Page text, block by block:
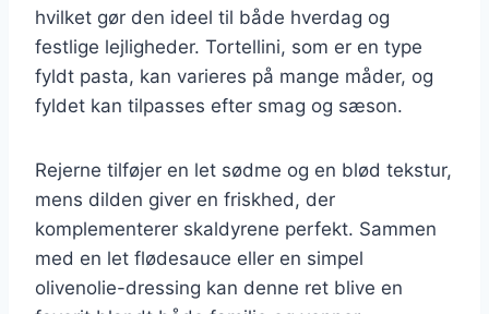
hvilket gør den ideel til både hverdag og
festlige lejligheder. Tortellini, som er en type
fyldt pasta, kan varieres på mange måder, og
fyldet kan tilpasses efter smag og sæson.
Rejerne tilføjer en let sødme og en blød tekstur,
mens dilden giver en friskhed, der
komplementerer skaldyrene perfekt. Sammen
med en let flødesauce eller en simpel
olivenolie-dressing kan denne ret blive en